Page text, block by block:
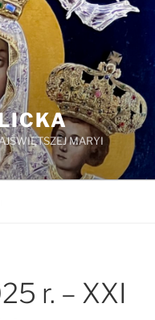
MARYI
r. – XXI